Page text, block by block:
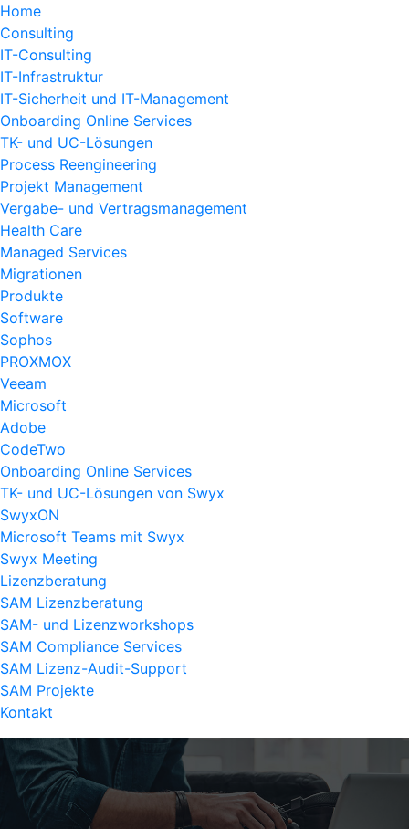
Home
Consulting
IT-Consulting
IT-Infrastruktur
IT-Sicherheit und IT-Management
Onboarding Online Services
TK- und UC-Lösungen
Process Reengineering
Projekt Management
Vergabe- und Vertragsmanagement
Health Care
Managed Services
Migrationen
Produkte
Software
Sophos
PROXMOX
Veeam
Microsoft
Adobe
CodeTwo
Onboarding Online Services
TK- und UC-Lösungen von Swyx
SwyxON
Microsoft Teams mit Swyx
Swyx Meeting
Lizenzberatung
SAM Lizenzberatung
SAM- und Lizenzworkshops
SAM Compliance Services
SAM Lizenz-Audit-Support
SAM Projekte
Kontakt